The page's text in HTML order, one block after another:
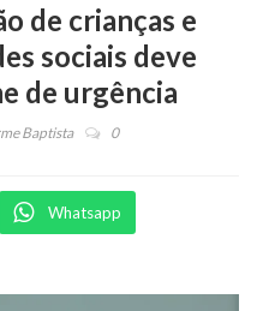
de crianças e
sociais deve
de urgência
Baptista 0
Whatsapp